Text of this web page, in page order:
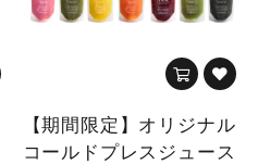
【期間限定】オリジナル
コールドプレスジュース